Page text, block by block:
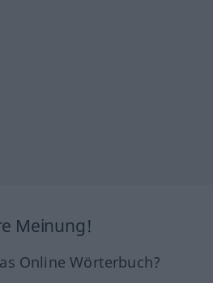
Meinung!
Online Wörterbuch?